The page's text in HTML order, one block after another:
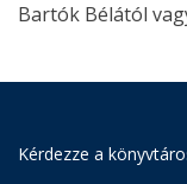
Bartók Bélától
Kérdezze a